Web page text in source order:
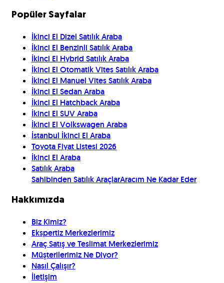
Popüler Sayfalar
İkinci El Dizel Satılık Araba
İkinci El Benzinli Satılık Araba
İkinci El Hybrid Satılık Araba
İkinci El Otomatik Vites Satılık Araba
İkinci El Manuel Vites Satılık Araba
İkinci El Sedan Araba
İkinci El Hatchback Araba
İkinci El SUV Araba
İkinci El Volkswagen Araba
İstanbul İkinci El Araba
Toyota Fiyat Listesi 2026
İkinci El Araba
Satılık Araba
Sahibinden Satılık AraçlarAracım Ne Kadar Eder
Hakkımızda
Biz Kimiz?
Ekspertiz Merkezlerimiz
Araç Satış ve Teslimat Merkezlerimiz
Müşterilerimiz Ne Diyor?
Nasıl Çalışır?
İletişim